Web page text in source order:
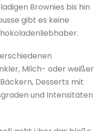
Brownies bis hin
gibt es keine
Milch- oder weißer
Desserts mit
und Intensitäten